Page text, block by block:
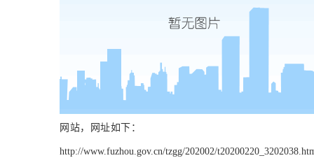
网站，网址如下：
http://www.fuzhou.gov.cn/tzgg/202002/